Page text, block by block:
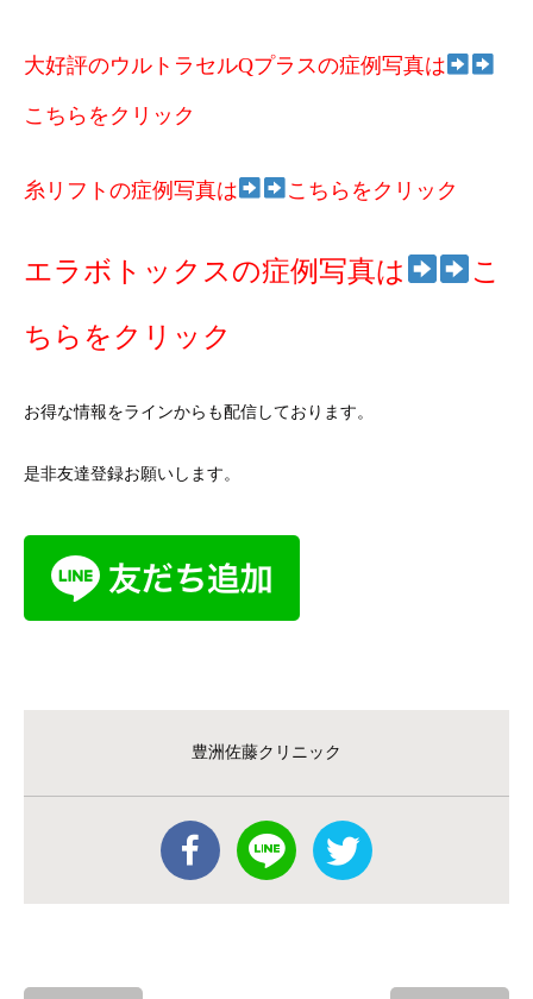
大好評のウルトラセルQプラスの症例写真は
こちらをクリック
糸リフトの症例写真は こちらをクリック
エラボトックスの症例写真は こ
ちらをクリック
お得な情報をラインからも配信しております。
是非友達登録お願いします。
豊洲佐藤クリニック